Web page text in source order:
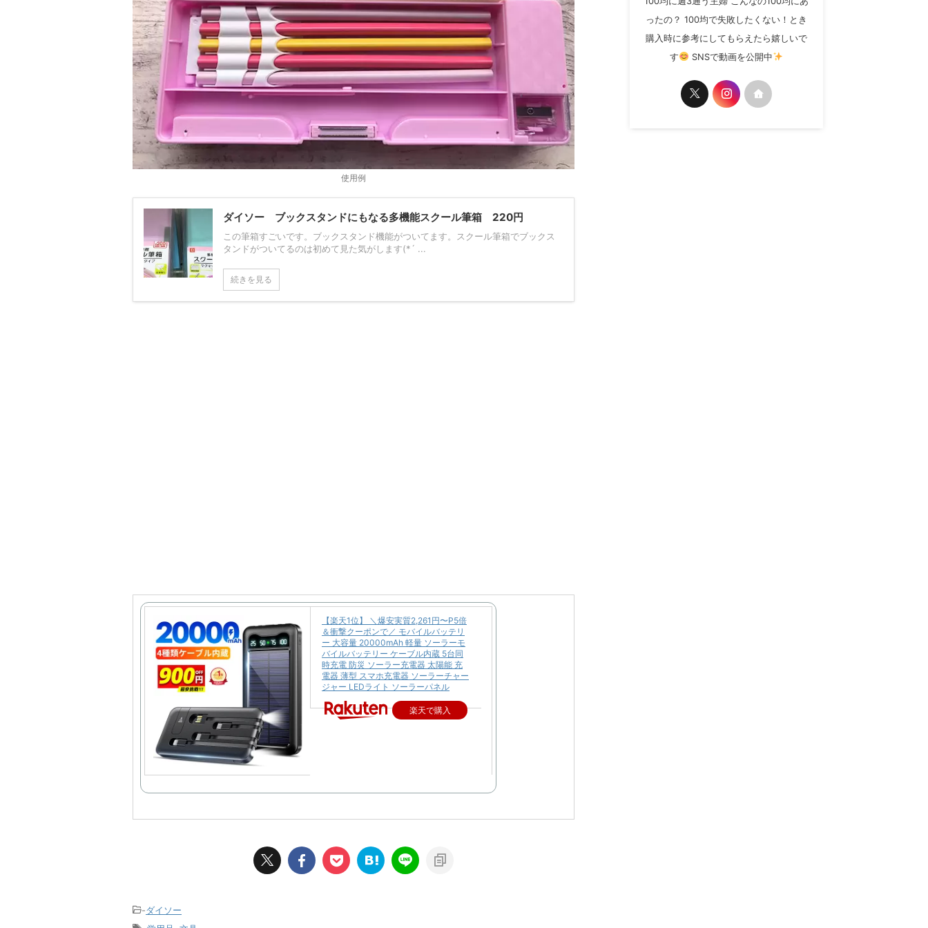
使用例
ダイソー ブックスタンドにもなる多機能スクール筆箱 220円
この筆箱すごいです。ブックスタンド機能がついてます。スクール筆箱でブックス
タンドがついてるのは初めて見た気がします(*´ ...
続きを見る
【楽天1位】 ＼爆安実質2,261円〜P5倍
＆衝撃クーポンで／ モバイルバッテリ
ー 大容量 20000mAh 軽量 ソーラーモ
バイルバッテリー ケーブル内蔵 5台同
時充電 防災 ソーラー充電器 太陽能 充
電器 薄型 スマホ充電器 ソーラーチャー
ジャー LEDライト ソーラーパネル
楽天で購入
-ダイソー
ったの？ 100均で失敗したくない！とき
購入時に参考にしてもらえたら嬉しいで
す
SNSで動画を公開中